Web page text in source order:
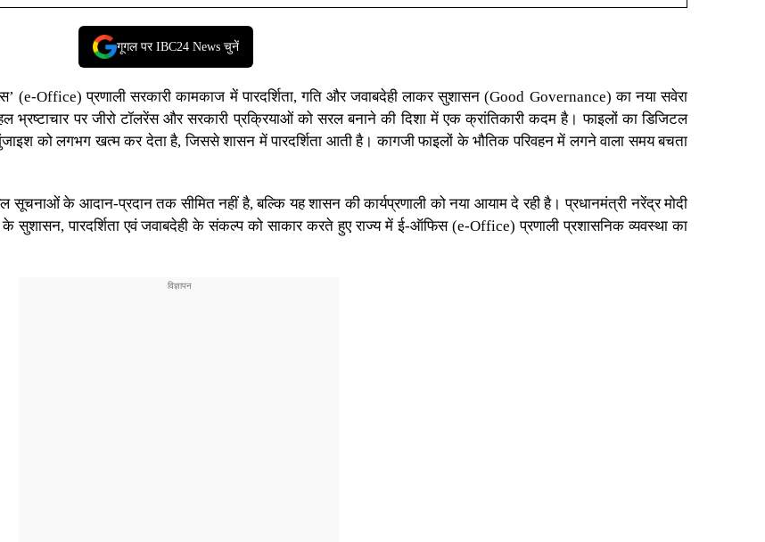
गूगल पर IBC24 News चुनें
(e-Office) प्रणाली सरकारी कामकाज में पारदर्शिता, गति और जवाबदेही लाकर सुशासन (Good Governance) का नया सवेरा
पर जीरो टॉलरेंस और सरकारी प्रक्रियाओं को सरल बनाने की दिशा में एक क्रांतिकारी कदम है। फाइलों का डिजिटल
को लगभग खत्म कर देता है, जिससे शासन में पारदर्शिता आती है। कागजी फाइलों के भौतिक परिवहन में लगने वाला समय बचता
के आदान-प्रदान तक सीमित नहीं है, बल्कि यह शासन की कार्यप्रणाली को नया आयाम दे रही है।प्रधानमंत्री नरेंद्र मोदी
सुशासन, पारदर्शिता एवं जवाबदेही के संकल्प को साकार करते हुए राज्य में ई-ऑफिस (e-Office) प्रणाली प्रशासनिक व्यवस्था का